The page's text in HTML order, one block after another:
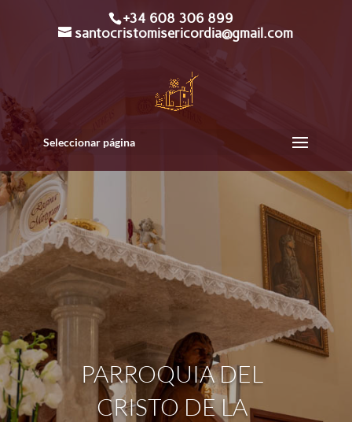
+34 608 306 899
santocristomisericordia@gmail.com
Seleccionar página
PARROQUIA DEL
CRISTO DE LA